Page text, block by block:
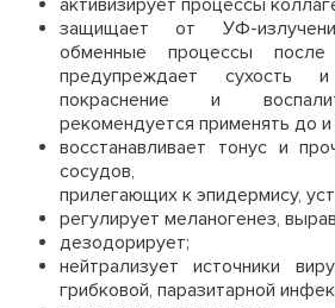
активизирует процессы
защищает от УФ-
обменные процессы после
предупреждает сухость
покраснение и
рекомендуется применять до
восстанавливает тонус и
сосудов,
прилегающих к эпидермису,
регулирует меланогенез,
дезодорирует;
нейтрализует источники
грибковой, паразитарной